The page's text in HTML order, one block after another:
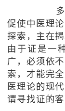
多指
促使中医理
探索，主在
由于证是一
广，必须依
索，才能完
医理论的现
谓寻找证的